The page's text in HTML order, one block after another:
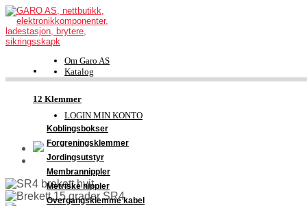
12 Klemmer
Koblingsbokser
Forgreningsklemmer
Jordingsutstyr
Membrannippler
Metriske nippler
Overgangsklemme kabel
Om Garo AS
Katalog
FDV-dokumentasjon
Support
LOGIN MIN KONTO